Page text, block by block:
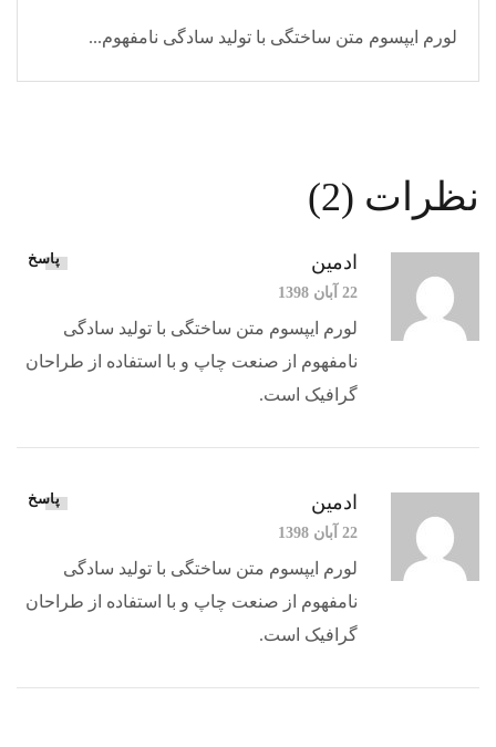
لورم ایپسوم متن ساختگی با تولید سادگی نامفهوم...
نظرات (2)
ادمین
22 آبان 1398
پاسخ
لورم ایپسوم متن ساختگی با تولید سادگی
نامفهوم از صنعت چاپ و با استفاده از طراحان
گرافیک است.
ادمین
22 آبان 1398
پاسخ
لورم ایپسوم متن ساختگی با تولید سادگی
نامفهوم از صنعت چاپ و با استفاده از طراحان
گرافیک است.